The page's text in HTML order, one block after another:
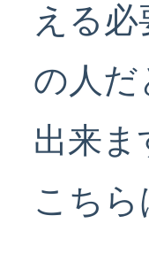
える
の人だ
出来ま
こち